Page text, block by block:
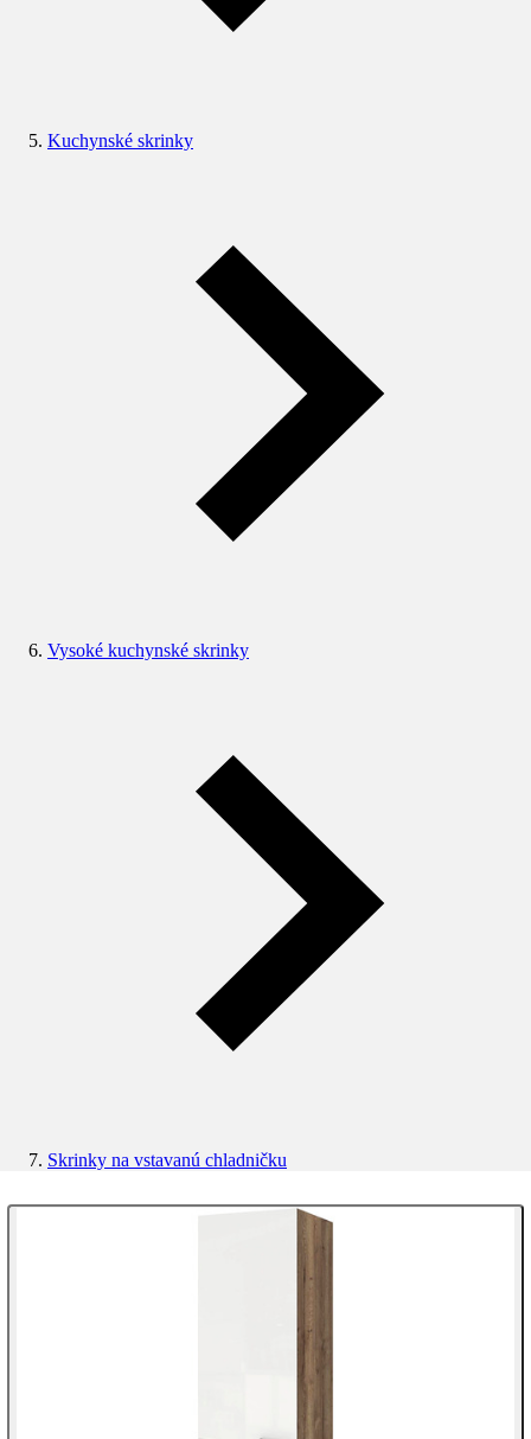
Kuchynské skrinky
Vysoké kuchynské skrinky
Skrinky na vstavanú chladničku